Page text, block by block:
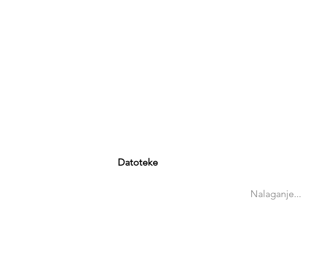
Datoteke
Nalaganje...